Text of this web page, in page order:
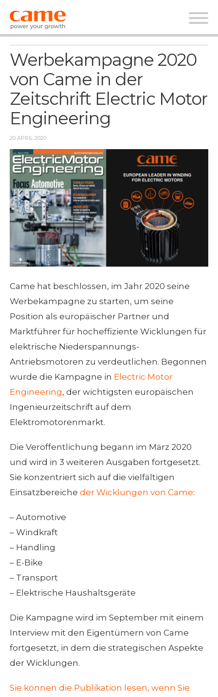
Nachrichten
Werbekampagne 2020
von Came in der
Zeitschrift Electric Motor
Engineering
20 APRIL 2020
Came hat beschlossen, im Jahr 2020 seine
Werbekampagne zu starten, um seine
Position als europäischer Partner und
Marktführer für hocheffiziente Wicklungen für
elektrische Niederspannungs-
Antriebsmotoren zu verdeutlichen. Begonnen
wurde die Kampagne in Electric Motor
Engineering, der wichtigsten europäischen
Ingenieurzeitschrift auf dem
Elektromotorenmarkt.
Die Veröffentlichung begann im März 2020
und wird in 3 weiteren Ausgaben fortgesetzt.
Sie konzentriert sich auf die vielfältigen
Einsatzbereiche der Wicklungen von Came:
– Automotive
– Windkraft
– Handling
– E-Bike
– Transport
– Elektrische Haushaltsgeräte
Die Kampagne wird im September mit einem
Interview mit den Eigentümern von Came
fortgesetzt, in dem die strategischen Aspekte
der Wicklungen.
Sie können die Publikation lesen, wenn Sie